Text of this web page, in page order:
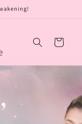
Warenkorb